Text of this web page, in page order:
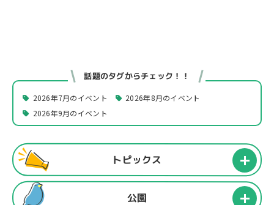
話題のタグからチェック！！
2026年7月のイベント
2026年8月のイベント
2026年9月のイベント
トピックス
公園